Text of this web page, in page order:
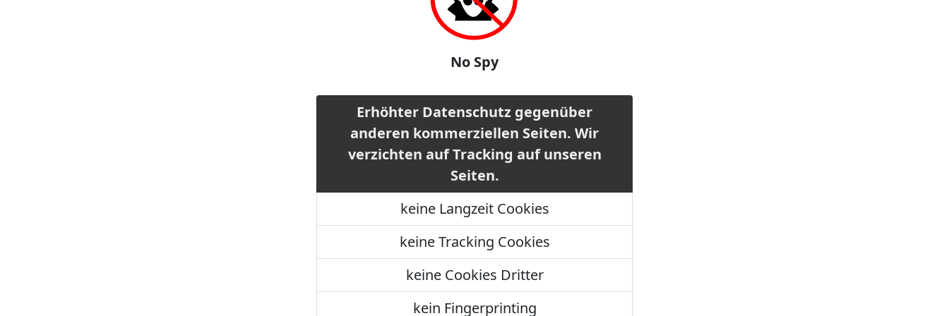
No Spy
Erhöhter Datenschutz gegenüber
anderen kommerziellen Seiten. Wir
verzichten auf Tracking auf unseren
Seiten.
keine Langzeit Cookies
keine Tracking Cookies
keine Cookies Dritter
kein Fingerprinting